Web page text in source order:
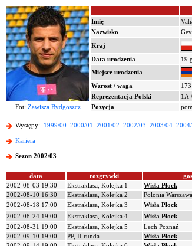
Imię
Nazwisko
Kraj
Data urodzenia
19
Miejsce urodzenia
Wzrost / waga
Reprezentacja Polski
1A-
Fot: Zawisza Bydgoszcz Pozycja
Występy: 1999/00 2000/01 2001/02 2002/03 2003/04
Kariera
Sezon 2002/03
data rozgrywki
2002-08-03 19:30
Ekstraklasa, Kolejka 1 Wisła Płock
2002-08-10 16:30
Ekstraklasa, Kolejka 2 Polonia Warszawa
2002-08-18 17:00
Ekstraklasa, Kolejka 3 Wisła Płock
2002-08-24 19:00
Ekstraklasa, Kolejka 4 Wisła Płock
2002-08-31 19:00
Ekstraklasa, Kolejka 5 Lech Poznań
2002-09-10 19:00
PP, II runda Wisła Płock